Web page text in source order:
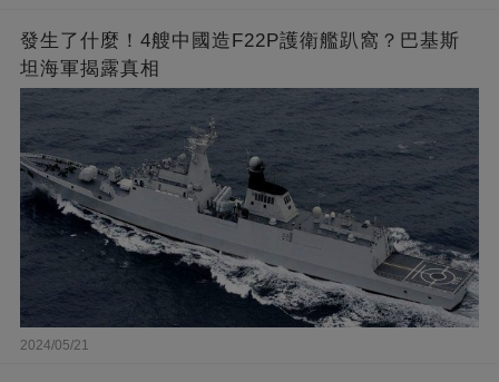
發生了什麼！4艘中國造F22P護衛艦趴窩？巴基斯
坦海軍揭露真相
2024/05/21